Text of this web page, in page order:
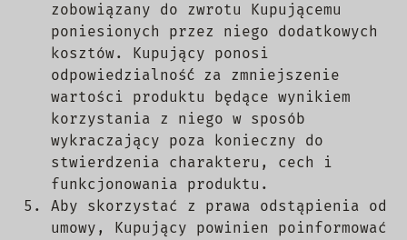
zobowiązany do zwrotu Kupującemu
poniesionych przez niego dodatkowych
kosztów. Kupujący ponosi
odpowiedzialność́ za zmniejszenie
wartości produktu będące wynikiem
korzystania z niego w sposób
wykraczający poza konieczny do
stwierdzenia charakteru, cech i
funkcjonowania produktu.
Aby skorzystać z prawa odstąpienia od
umowy, Kupujący powinien poinformować